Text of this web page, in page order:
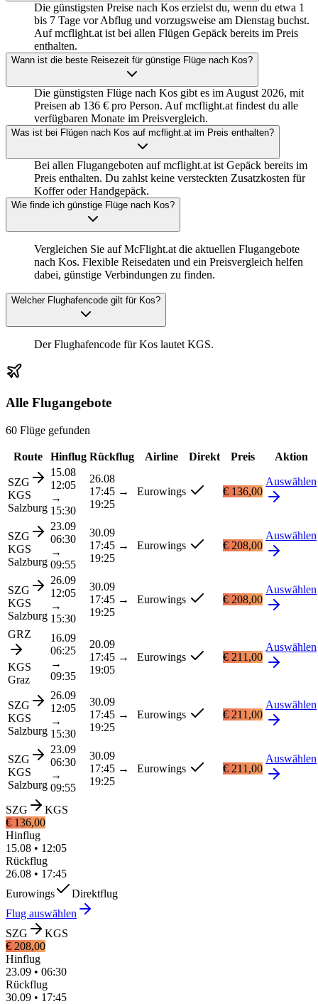
Die günstigsten Preise nach Kos erzielst du, wenn du etwa 1
bis 7 Tage vor Abflug und vorzugsweise am Dienstag buchst.
Auf mcflight.at ist bei allen Flügen Gepäck bereits im Preis
enthalten.
Wann ist die beste Reisezeit für günstige Flüge nach Kos?
Die günstigsten Flüge nach Kos gibt es im August 2026, mit
Preisen ab 136 € pro Person. Auf mcflight.at findest du alle
verfügbaren Monate im Preisvergleich.
Was ist bei Flügen nach Kos auf mcflight.at im Preis enthalten?
Bei allen Flugangeboten auf mcflight.at ist Gepäck bereits im
Preis enthalten. Du zahlst keine versteckten Zusatzkosten für
Koffer oder Handgepäck.
Wie finde ich günstige Flüge nach Kos?
Vergleichen Sie auf McFlight.at die aktuellen Flugangebote
nach Kos. Flexible Reisedaten und ein Preisvergleich helfen
dabei, günstige Verbindungen zu finden.
Welcher Flughafencode gilt für Kos?
Der Flughafencode für Kos lautet KGS.
Alle Flugangebote
60 Flüge gefunden
Route Hinflug Rückflug Airline Direkt Preis Aktion
SZG
KGS
Salzburg
15.08
12:05
→
15:30
26.08
17:45 →
19:25
Eurowings € 136,00
Auswählen
SZG
KGS
Salzburg
23.09
06:30
→
09:55
30.09
17:45 →
19:25
Eurowings € 208,00
Auswählen
SZG
KGS
Salzburg
26.09
12:05
→
15:30
30.09
17:45 →
19:25
Eurowings € 208,00
Auswählen
GRZ
KGS
Graz
16.09
06:25
→
09:35
20.09
17:45 →
19:05
Eurowings € 211,00
Auswählen
SZG
KGS
Salzburg
26.09
12:05
→
15:30
30.09
17:45 →
19:25
Eurowings € 211,00
Auswählen
SZG
KGS
Salzburg
23.09
06:30
→
09:55
30.09
17:45 →
19:25
Eurowings € 211,00
Auswählen
SZG
KGS
€ 136,00
Hinflug
15.08 • 12:05
Rückflug
26.08 • 17:45
Eurowings
Direktflug
Flug auswählen
SZG
KGS
€ 208,00
Hinflug
23.09 • 06:30
Rückflug
30.09 • 17:45